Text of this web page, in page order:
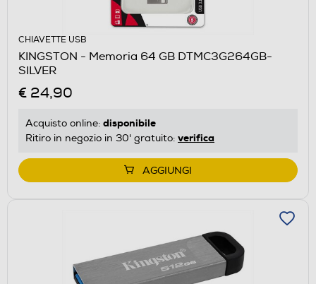
CHIAVETTE USB
KINGSTON - Memoria 64 GB DTMC3G264GB-
SILVER
€ 24,90
Acquisto online: disponibile
Ritiro in negozio in 30' gratuito: verifica
AGGIUNGI